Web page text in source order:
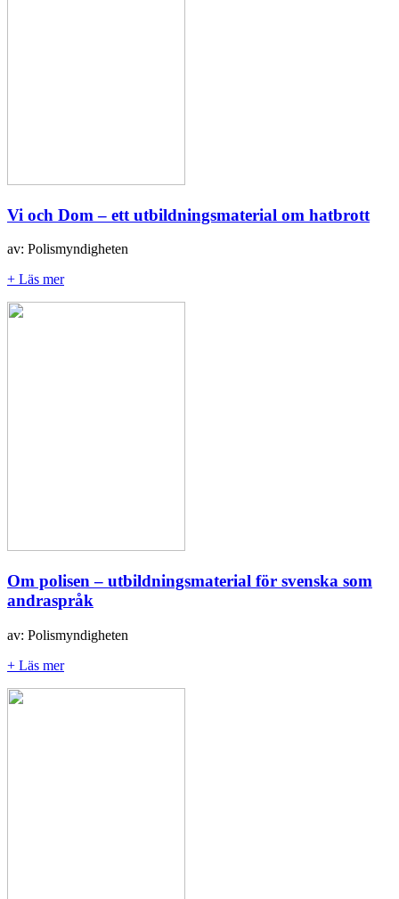
Vi och Dom – ett utbildningsmaterial om hatbrott
av: Polismyndigheten
+ Läs mer
Om polisen – utbildningsmaterial för svenska som
andraspråk
av: Polismyndigheten
+ Läs mer